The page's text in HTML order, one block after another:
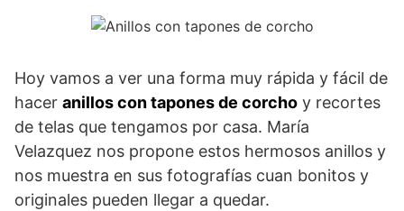
Hoy vamos a ver una forma muy rápida y fácil de
hacer anillos con tapones de corcho y recortes
de telas que tengamos por casa. María
Velazquez nos propone estos hermosos anillos y
nos muestra en sus fotografías cuan bonitos y
originales pueden llegar a quedar.